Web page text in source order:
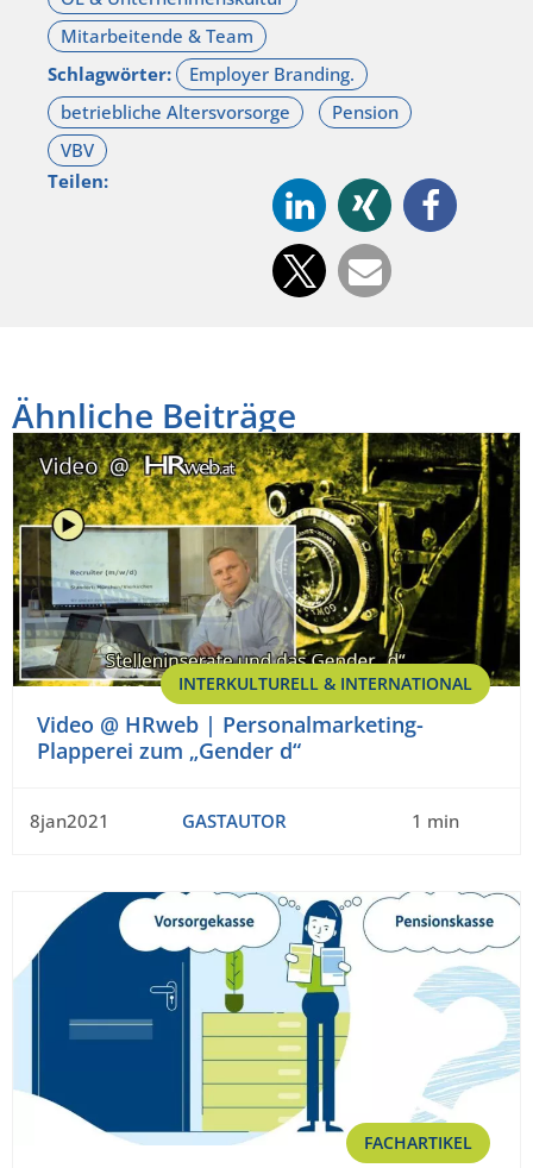
Schlagwörter:
Teilen:
Ähnliche Beiträge
INTERKULTURELL & INTERNATIONAL
Video @ HRweb | Personalmarketing-
Plapperei zum „Gender d“
8jan2021 GASTAUTOR 1 min
FACHARTIKEL